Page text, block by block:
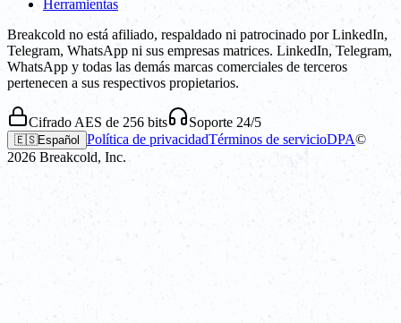
Herramientas
Breakcold no está afiliado, respaldado ni patrocinado por LinkedIn,
Telegram, WhatsApp ni sus empresas matrices. LinkedIn, Telegram,
WhatsApp y todas las demás marcas comerciales de terceros
pertenecen a sus respectivos propietarios.
Cifrado AES de 256 bits Soporte 24/5
🇪🇸Español Política de privacidadTérminos de servicioDPA©
2026 Breakcold, Inc.